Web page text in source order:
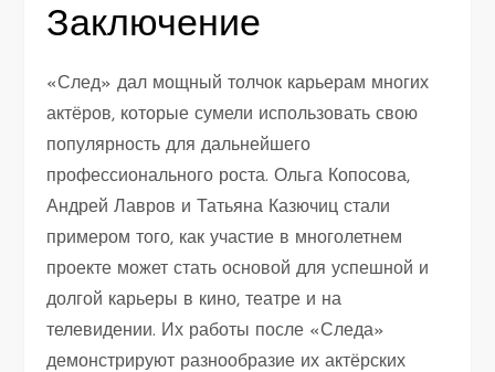
Заключение
«След» дал мощный толчок карьерам многих
актёров, которые сумели использовать свою
популярность для дальнейшего
профессионального роста. Ольга Копосова,
Андрей Лавров и Татьяна Казючиц стали
примером того, как участие в многолетнем
проекте может стать основой для успешной и
долгой карьеры в кино, театре и на
телевидении. Их работы после «Следа»
демонстрируют разнообразие их актёрских